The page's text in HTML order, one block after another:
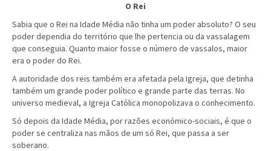
O Rei
Sabia que o Rei na Idade Média não tinha um poder absoluto? O seu
poder dependia do território que lhe pertencia ou da vassalagem
que conseguia. Quanto maior fosse o número de vassalos, maior
era o poder do Rei.
A autoridade dos reis também era afetada pela Igreja, que detinha
também um grande poder político e grande parte das terras. No
universo medieval, a Igreja Católica monopolizava o conhecimento.
Só depois da Idade Média, por razões económico-sociais, é que o
poder se centraliza nas mãos de um só Rei, que passa a ser
soberano.